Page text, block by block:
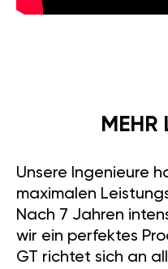
MEHR
Unsere Ingenieure
maximalen
Nach 7 Jahren
wir ein perfektes
GT richtet sich an